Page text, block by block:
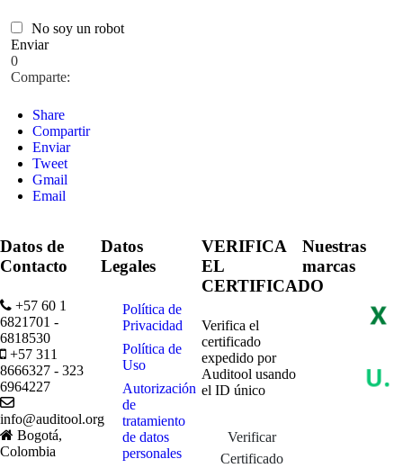
No soy un robot
Enviar
0
Comparte:
Share
Compartir
Enviar
Tweet
Gmail
Email
Datos de
Contacto
+57 60 1
6821701 -
6818530
+57 311
8666327 - 323
6964227
info@auditool.org
Bogotá,
Colombia
Datos
Legales
Política de
Privacidad
Política de
Uso
Autorización
de
tratamiento
de datos
personales
VERIFICA
EL
CERTIFICADO
Verifica el
certificado
expedido por
Auditool usando
el ID único
Verificar
Certificado
Nuestras
marcas